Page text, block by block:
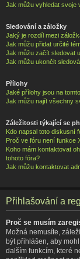
Jak můžu vyhledat svoje
Sledování a záložky
Jaký je rozdíl mezi
Jak můžu přidat určité
Jak můžu začít sledovat
Jak můžu ukončit
Přílohy
Jaké přílohy jsou na
Jak můžu najít všechny
Záležitosti týkající se
Kdo napsal toto diskusní
Proč ve fóru není funkce
Koho mám kontaktovat
tohoto fóra?
Jak můžu kontaktovat
Přihlašování a
Proč se musím
Možná nemusíte,
být přihlášen, aby
dalším funkcím, které